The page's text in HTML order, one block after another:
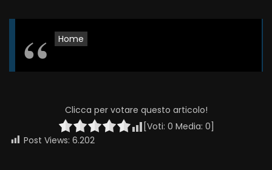
Home
Clicca per votare questo articolo!
[Voti: 0 Media: 0]
Post Views: 6.202